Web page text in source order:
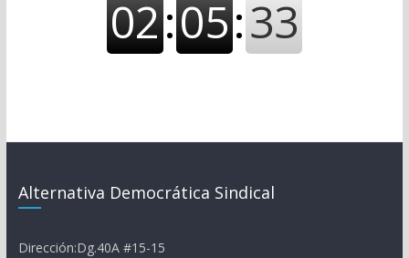
Alternativa Democrática Sindical
Dirección:Dg.40A #15-15